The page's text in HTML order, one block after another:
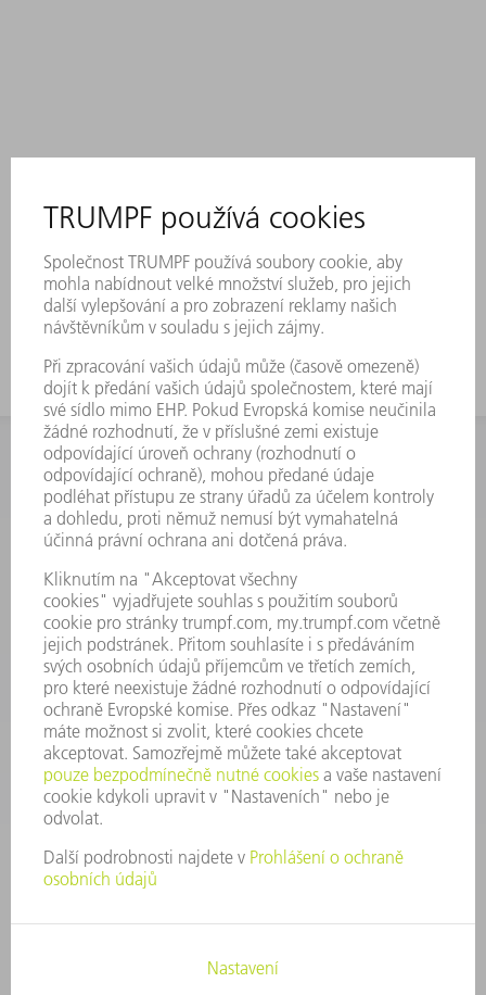
INFORMACE
Často kladené dotazy
Všeobecné obchodní podmínky
KONTAKTNÍ ÚDAJE
Náhradní díly
+420 251 106 254
Po - čt 8:00 - 17:00
Pá 8:00 - 16:00
ND@trumpf.com
KONTAKTNÍ ÚDAJE
Nástroje
+420 251 106 250
Po - pá 8:00 - 16:00
nastroje@trumpf.com